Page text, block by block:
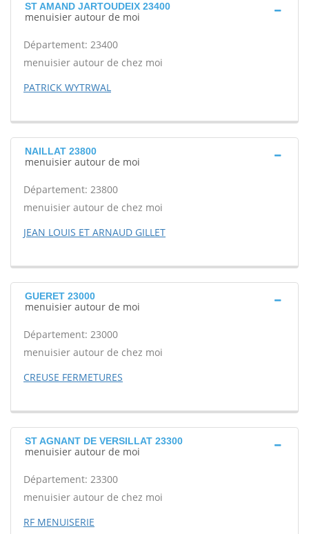
ST AMAND JARTOUDEIX 23400
menuisier autour de moi
Département: 23400
menuisier autour de chez moi
PATRICK WYTRWAL
NAILLAT 23800
menuisier autour de moi
Département: 23800
menuisier autour de chez moi
JEAN LOUIS ET ARNAUD GILLET
GUERET 23000
menuisier autour de moi
Département: 23000
menuisier autour de chez moi
CREUSE FERMETURES
ST AGNANT DE VERSILLAT 23300
menuisier autour de moi
Département: 23300
menuisier autour de chez moi
RF MENUISERIE